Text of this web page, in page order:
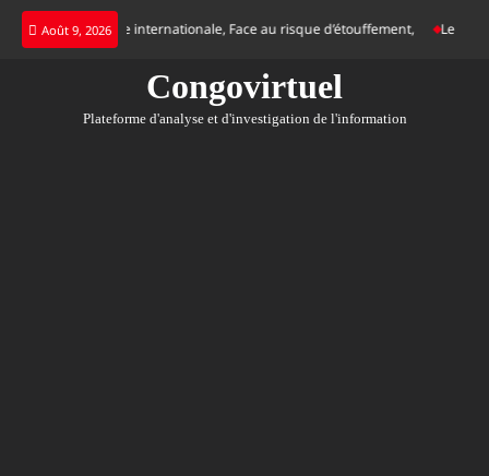
Skip
Août 9, 2026
d’une justice internationale, Face au risque d’étouffement, Le
Congovirtuel
Plateforme d'analyse et d'investigation de l'information